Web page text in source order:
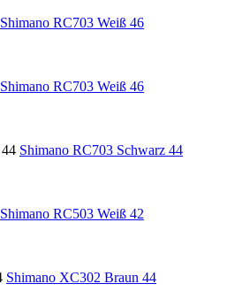
Shimano RC703 Weiß 46
Shimano RC703 Weiß 46
Shimano RC703 Schwarz 44
Shimano RC503 Weiß 42
Shimano XC302 Braun 44